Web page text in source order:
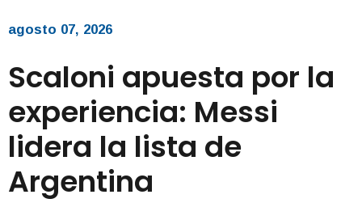
agosto 07, 2026
Scaloni apuesta por la
experiencia: Messi
lidera la lista de
Argentina